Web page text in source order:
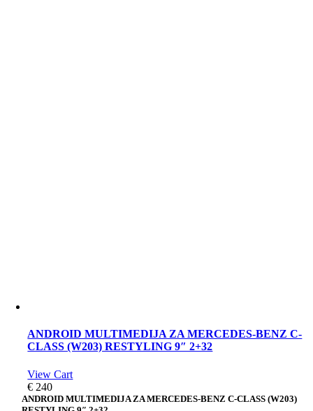
ANDROID MULTIMEDIJA ZA MERCEDES-BENZ C-
CLASS (W203) RESTYLING 9″ 2+32
View Cart
€ 240
ANDROID MULTIMEDIJA ZA MERCEDES-BENZ C-CLASS (W203)